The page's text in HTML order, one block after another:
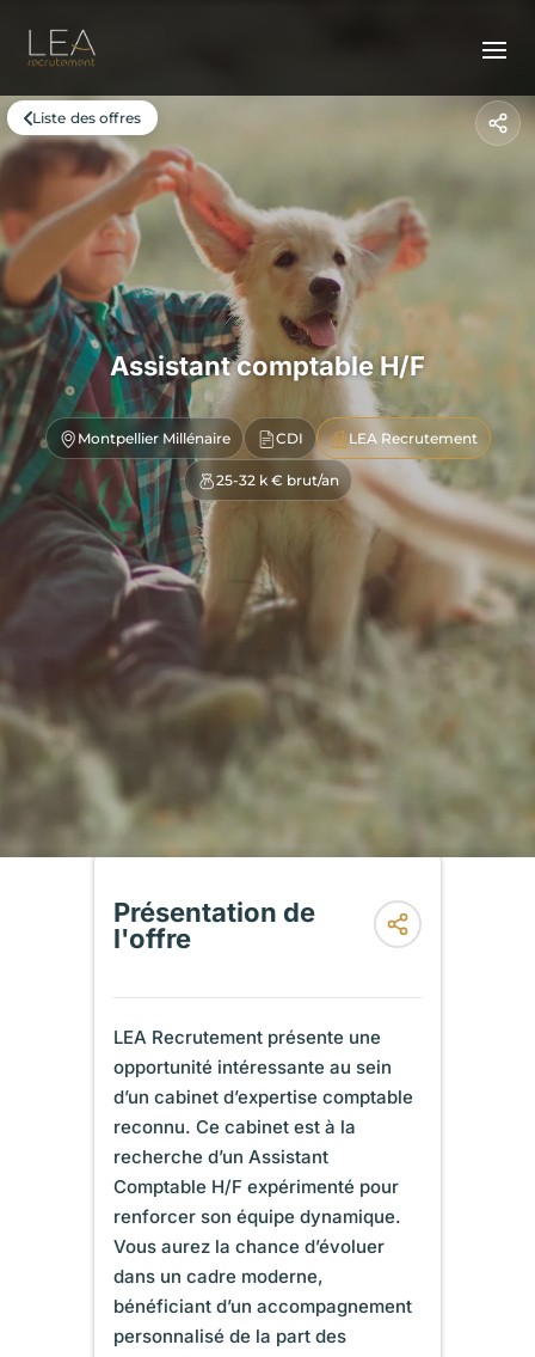
Liste des offres
Assistant comptable H/F
Montpellier Millénaire CDI LEA Recrutement
25-32 k € brut/an
Présentation de
l'offre
LEA Recrutement présente une
opportunité intéressante au sein
d’un cabinet d’expertise comptable
reconnu. Ce cabinet est à la
recherche d’un Assistant
Comptable H/F expérimenté pour
renforcer son équipe dynamique.
Vous aurez la chance d’évoluer
dans un cadre moderne,
bénéficiant d’un accompagnement
personnalisé de la part des